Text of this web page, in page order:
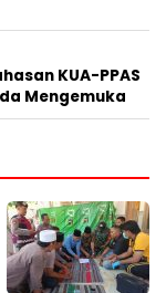
KUA-PPAS
Mengemuka